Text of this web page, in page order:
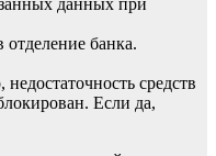
банка.
средств
Если да,